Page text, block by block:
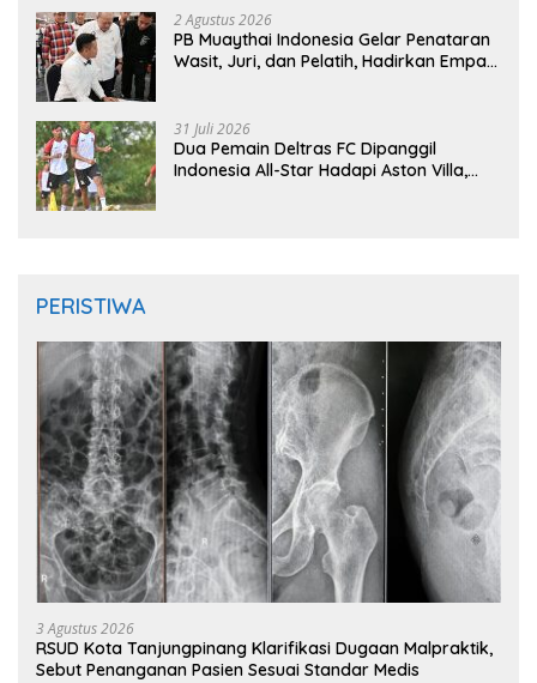
2 Agustus 2026
PB Muaythai Indonesia Gelar Penataran
Wasit, Juri, dan Pelatih, Hadirkan Empat
31 Juli 2026
Dua Pemain Deltras FC Dipanggil
Indonesia All-Star Hadapi Aston Villa,
PERISTIWA
3 Agustus 2026
RSUD Kota Tanjungpinang Klarifikasi Dugaan Malpraktik,
Sebut Penanganan Pasien Sesuai Standar Medis